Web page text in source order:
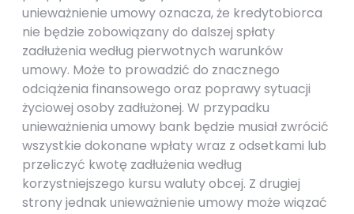
unieważnienie umowy oznacza, że kredytobiorca
nie będzie zobowiązany do dalszej spłaty
zadłużenia według pierwotnych warunków
umowy. Może to prowadzić do znacznego
odciążenia finansowego oraz poprawy sytuacji
życiowej osoby zadłużonej. W przypadku
unieważnienia umowy bank będzie musiał zwrócić
wszystkie dokonane wpłaty wraz z odsetkami lub
przeliczyć kwotę zadłużenia według
korzystniejszego kursu waluty obcej. Z drugiej
strony jednak unieważnienie umowy może wiązać